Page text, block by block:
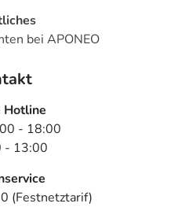
bei APONEO
Hotline
- 18:00
- 13:00
(Festnetztarif)